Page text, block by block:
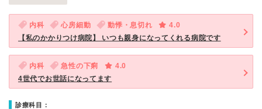
内科 心房細動 動悸・息切れ
4.0
【私のかかりつけ病院】 いつも親身になってくれる病院です
内科 急性の下痢
4.0
4世代でお世話になってます
診療科目：